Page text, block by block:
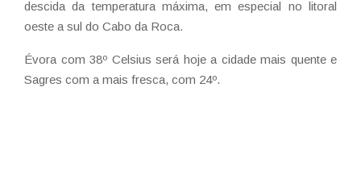
descida da temperatura máxima, em especial no litoral
oeste a sul do Cabo da Roca.
Évora com 38º Celsius será hoje a cidade mais quente e
Sagres com a mais fresca, com 24º.